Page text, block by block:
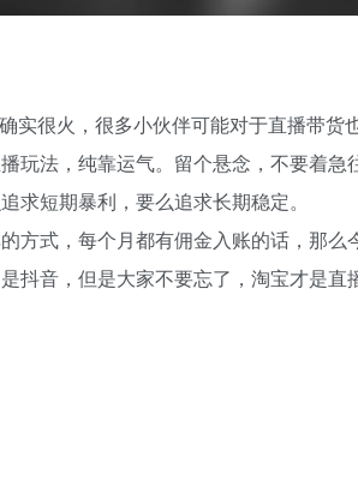
实很火，很多小伙伴可能对于直播带
玩法，纯靠运气。留个悬念，不要着急
求短期暴利，要么追求长期稳定。
方式，每个月都有佣金入账的话，那么
抖音，但是大家不要忘了，淘宝才是